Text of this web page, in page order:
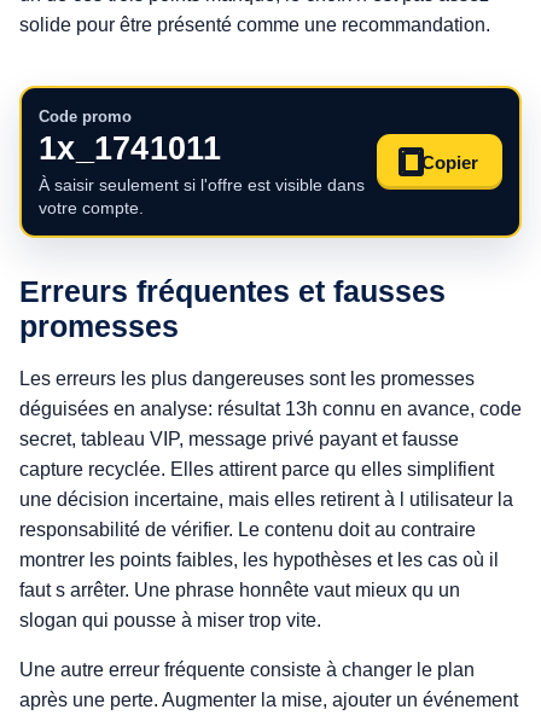
solide pour être présenté comme une recommandation.
Code promo
1x_1741011
À saisir seulement si l'offre est visible dans
votre compte.
Copier
Erreurs fréquentes et fausses
promesses
Les erreurs les plus dangereuses sont les promesses
déguisées en analyse: résultat 13h connu en avance, code
secret, tableau VIP, message privé payant et fausse
capture recyclée. Elles attirent parce qu elles simplifient
une décision incertaine, mais elles retirent à l utilisateur la
responsabilité de vérifier. Le contenu doit au contraire
montrer les points faibles, les hypothèses et les cas où il
faut s arrêter. Une phrase honnête vaut mieux qu un
slogan qui pousse à miser trop vite.
Une autre erreur fréquente consiste à changer le plan
après une perte. Augmenter la mise, ajouter un événement